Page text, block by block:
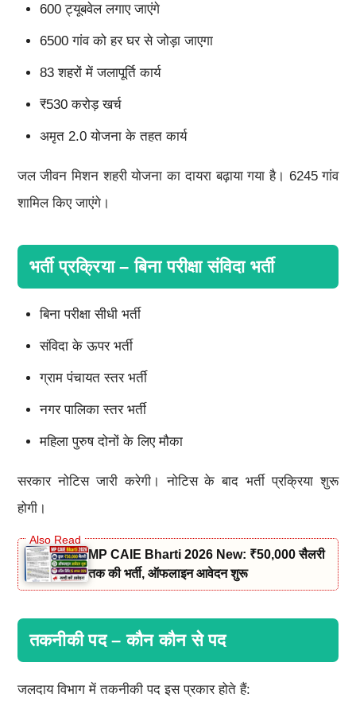
600 ट्यूबवेल लगाए जाएंगे
6500 गांव को हर घर से जोड़ा जाएगा
83 शहरों में जलापूर्ति कार्य
₹530 करोड़ खर्च
अमृत 2.0 योजना के तहत कार्य
जल जीवन मिशन शहरी योजना का दायरा बढ़ाया गया है। 6245 गांव
शामिल किए जाएंगे।
भर्ती प्रक्रिया – बिना परीक्षा संविदा भर्ती
बिना परीक्षा सीधी भर्ती
संविदा के ऊपर भर्ती
ग्राम पंचायत स्तर भर्ती
नगर पालिका स्तर भर्ती
महिला पुरुष दोनों के लिए मौका
सरकार नोटिस जारी करेगी। नोटिस के बाद भर्ती प्रक्रिया शुरू
होगी।
MP CAIE Bharti 2026 New: ₹50,000 सैलरी
तक की भर्ती, ऑफलाइन आवेदन शुरू
तकनीकी पद – कौन कौन से पद
जलदाय विभाग में तकनीकी पद इस प्रकार होते हैं: